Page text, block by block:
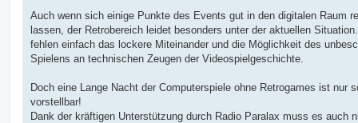
​Auch wenn sich einige Punkte des Events gut in den digitalen Raum
lassen, der Retrobereich leidet besonders unter der aktuellen
fehlen einfach das lockere Miteinander und die Möglichkeit des
Spielens an technischen Zeugen der Videospielgeschichte.
​Doch eine Lange Nacht der Computerspiele ohne Retrogames ist nur
vorstellbar!
Dank der kräftigen Unterstützung durch Radio Paralax muss es auch